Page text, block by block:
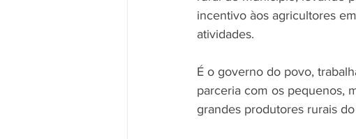
incentivo àos agricultores
atividades.
É o governo do povo,
parceria com os pequenos,
grandes produtores rurais